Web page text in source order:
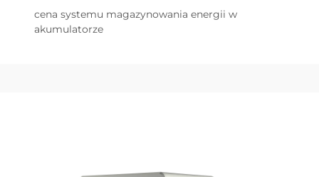
cena systemu magazynowania energii w
akumulatorze